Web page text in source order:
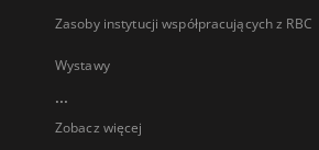
Zasoby instytucji współpracujących z RBC
Wystawy
...
Zobacz więcej